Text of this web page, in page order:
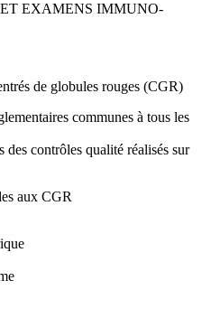
EXAMENS IMMUNO-
de globules rouges (CGR)
communes à tous les
des contrôles qualité réalisés sur
aux CGR